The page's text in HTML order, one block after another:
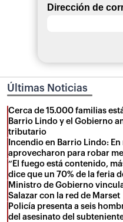
Dirección de
Últimas Noticias
Cerca de 15.000 familias
Barrio Lindo y el Gobierno
tributario
Incendio en Barrio Lindo:
aprovecharon para robar
“El fuego está contenido,
dice que un 70% de la feria
Ministro de Gobierno
Salazar con la red de Marset
Policía presenta a seis
del asesinato del